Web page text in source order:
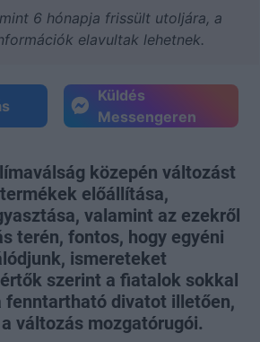
6 hónapja frissült utoljára, a
elavultak lehetnek.
Küldés
Messengeren
közepén változást
előállítása,
valamint az ezekről
terén, fontos, hogy egyéni
ismereteket
szerint a fiatalok sokkal
fenntartható divatot illetően,
változás mozgatórugói.